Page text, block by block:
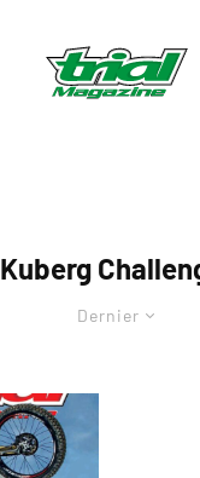
Kuberg
Dernier